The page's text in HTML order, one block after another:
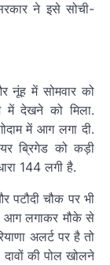
ने इसे सोची-
नूंह में सोमवार को
देखने को मिला.
में आग लगा दी.
ब्रिगेड को कड़ी
144 लगी है.
पटौदी चौक पर भी
आग लगाकर मौके से
अलर्ट पर है तो
की पोल खोलने